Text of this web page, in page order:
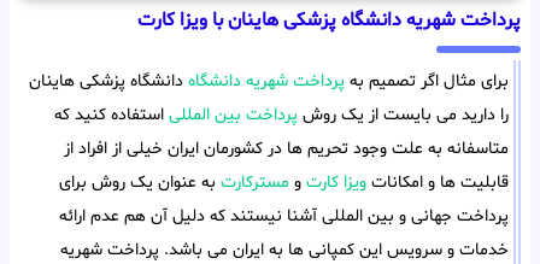
پرداخت شهریه دانشگاه پزشکی هاینان با ویزا کارت
برای مثال اگر تصمیم به پرداخت شهریه دانشگاه دانشگاه پزشکی هاینان
را دارید می بایست از یک روش پرداخت بین المللی استفاده کنید که
متاسفانه به علت وجود تحریم ها در کشورمان ایران خیلی از افراد از
قابلیت ها و امکانات ویزا کارت و مسترکارت به عنوان یک روش برای
پرداخت جهانی و بین المللی آشنا نیستند که دلیل آن هم عدم ارائه
خدمات و سرویس این کمپانی ها به ایران می باشد. پرداخت شهریه